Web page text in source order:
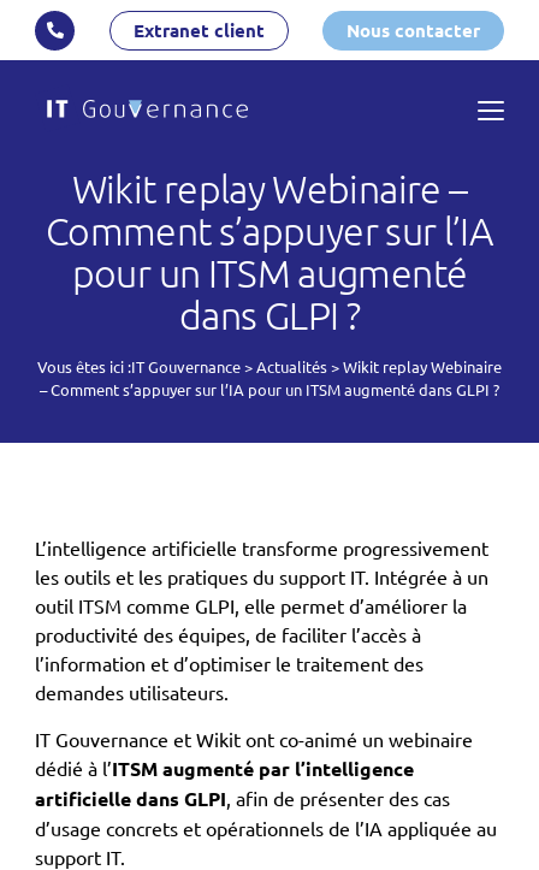
Extranet client Nous contacter
Wikit replay Webinaire –
Comment s’appuyer sur l’IA
pour un ITSM augmenté
dans GLPI ?
Vous êtes ici :IT Gouvernance>Actualités>Wikit replay Webinaire
– Comment s’appuyer sur l’IA pour un ITSM augmenté dans GLPI ?
L’intelligence artificielle transforme progressivement
les outils et les pratiques du support IT. Intégrée à un
outil ITSM comme GLPI, elle permet d’améliorer la
productivité des équipes, de faciliter l’accès à
l’information et d’optimiser le traitement des
demandes utilisateurs.
IT Gouvernance et Wikit ont co-animé un webinaire
dédié à l’ITSM augmenté par l’intelligence
artificielle dans GLPI, afin de présenter des cas
d’usage concrets et opérationnels de l’IA appliquée au
support IT.